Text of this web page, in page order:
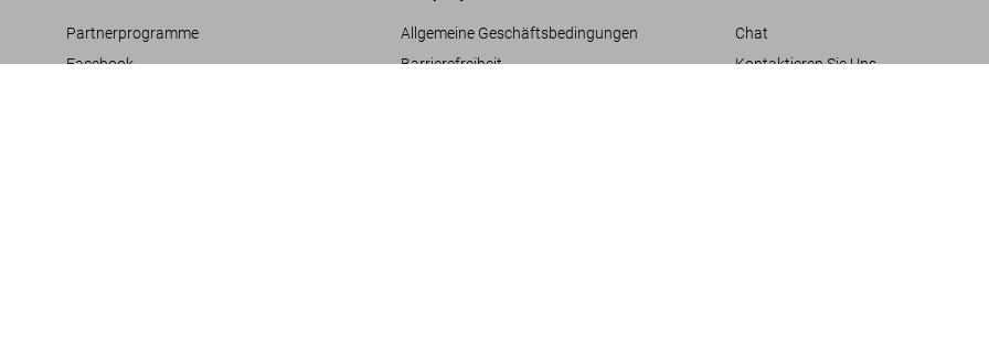
Partnerprogramme
Facebook
Allgemeine Geschäftsbedingungen
Barrierefreiheit
Chat
Kontaktieren Sie Uns